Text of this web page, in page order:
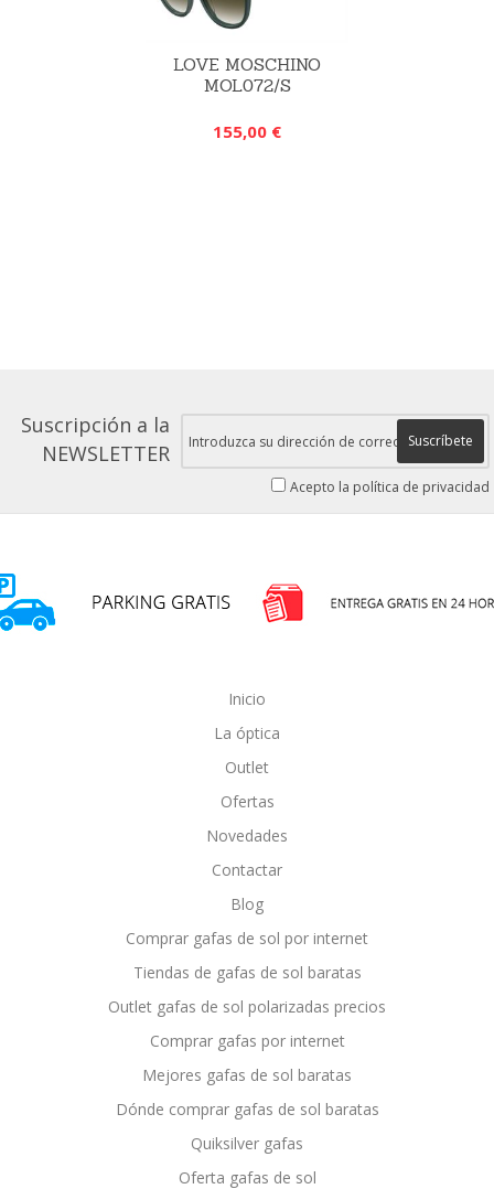
LOVE MOSCHINO
MOL072/S
155,00 €
Suscripción a la
NEWSLETTER
Suscríbete
Acepto la política de privacidad
Inicio
La óptica
Outlet
Ofertas
Novedades
Contactar
Blog
Comprar gafas de sol por internet
Tiendas de gafas de sol baratas
Outlet gafas de sol polarizadas precios
Comprar gafas por internet
Mejores gafas de sol baratas
Dónde comprar gafas de sol baratas
Quiksilver gafas
Oferta gafas de sol